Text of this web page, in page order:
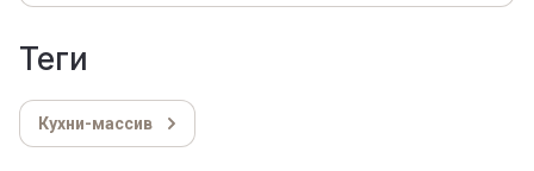
теги
Кухни-массив